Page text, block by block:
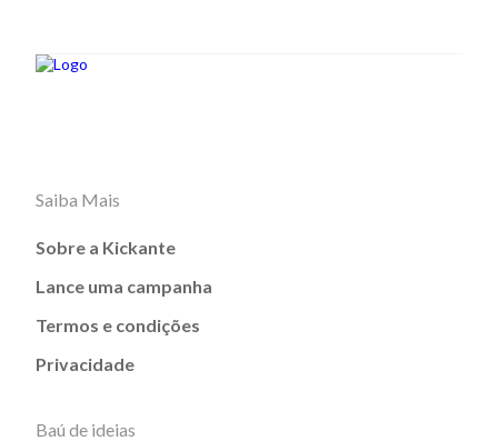
Saiba Mais
Sobre a Kickante
Lance uma campanha
Termos e condições
Privacidade
Baú de ideias